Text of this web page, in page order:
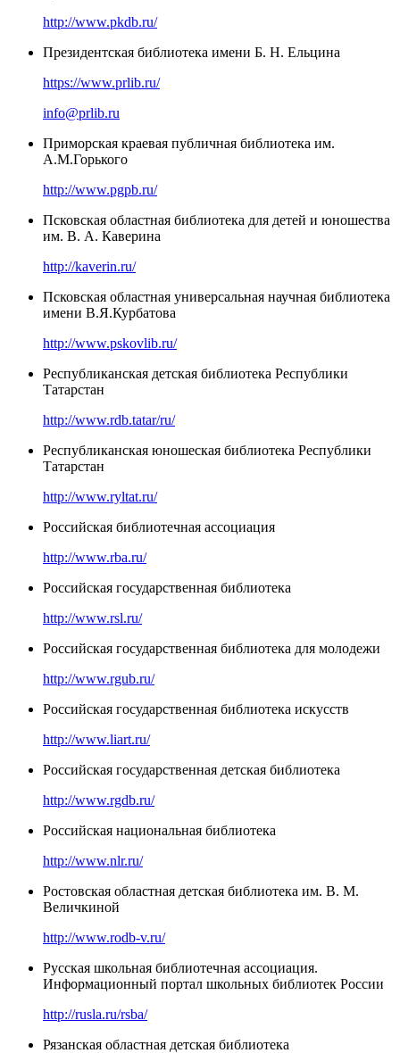
http://www.pkdb.ru/
Президентская библиотека имени Б. Н. Ельцина
https://www.prlib.ru/
info@prlib.ru
Приморская краевая публичная библиотека им.
А.М.Горького
http://www.pgpb.ru/
Псковская областная библиотека для детей и юношества
им. В. А. Каверина
http://kaverin.ru/
Псковская областная универсальная научная библиотека
имени В.Я.Курбатова
http://www.pskovlib.ru/
Республиканская детская библиотека Республики
Татарстан
http://www.rdb.tatar/ru/
Республиканская юношеская библиотека Республики
Татарстан
http://www.ryltat.ru/
Российская библиотечная ассоциация
http://www.rba.ru/
Российская государственная библиотека
http://www.rsl.ru/
Российская государственная библиотека для молодежи
http://www.rgub.ru/
Российская государственная библиотека искусств
http://www.liart.ru/
Российская государственная детская библиотека
http://www.rgdb.ru/
Российская национальная библиотека
http://www.nlr.ru/
Ростовская областная детская библиотека им. В. М.
Величкиной
http://www.rodb-v.ru/
Русская школьная библиотечная ассоциация.
Информационный портал школьных библиотек России
http://rusla.ru/rsba/
Рязанская областная детская библиотека